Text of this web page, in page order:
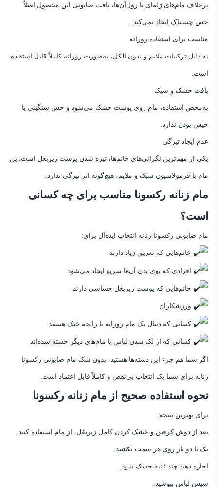
برخلاف مام‌های ژله‌ای یا رول‌آن‌ها، بافت صابونی این محصول اصلاً
حس چسبناک ایجاد نمی‌کند.
مناسب برای استفاده روزانه
به دلیل ترکیبات ملایم و بدون الکل، به‌صورت روزانه کاملاً قابل استفاده
است.
بافت خشک و سبک
به‌محض استفاده، مام روی پوست خشک می‌شود و حس سنگینی یا
خیس بودن ندارد.
عدم ایجاد تیرگی
یکی از مهم‌ترین نگرانی‌های خانم‌ها، تیره شدن پوست زیربغل است. این
مام با فرمولاسیون سبک و ملایم، هیچ‌گونه اثر تیرگی ندارد.
مام زنانه رکسونا مناسب برای چه کسانی
است؟
مام صابونی رکسونا زنانه انتخاب ایده‌آل برای:
خانم‌هایی که تعریق زیاد دارند
افرادی که بوی بدن آن‌ها سر یع ایجاد می‌شود
خانم‌هایی که پوست زیربغل حساسی دارند
ورزشکاران
کسانی که دنبال یک مام روزانه با رایحه خنک هستند
کسانی که از لک شدن لباس با مام‌های دیگر خسته شده‌اند
اگر شما هم جزء این دسته‌ها هستید، بدون شک مام صابونی رکسونا
زنانه برای شما یک انتخاب بی‌نقص و کاملاً قابل اعتماد است.
نحوه استفاده صحیح از مام زنانه رکسونا
برای بهترین نتیجه:
بعد از دوش گرفتن و خشک کردن کامل زیربغل، از مام استفاده کنید.
یک یا دو بار روی هر سمت بکشید.
اجازه دهید چند ثانیه خشک شود.
سپس لباس بپوشید.